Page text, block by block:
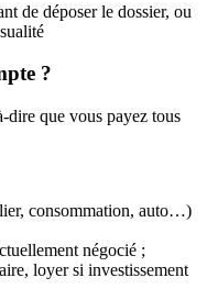
de déposer le dossier, ou
?
dire que vous payez tous
consommation, auto…)
négocié ;
loyer si investissement